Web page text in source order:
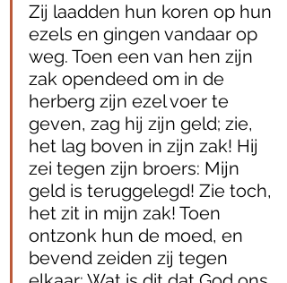
Zij laadden hun koren op hun
ezels en gingen vandaar op
weg. Toen een van hen zijn
zak opendeed om in de
herberg zijn ezel voer te
geven, zag hij zijn geld; zie,
het lag boven in zijn zak! Hij
zei tegen zijn broers: Mijn
geld is teruggelegd! Zie toch,
het zit in mijn zak! Toen
ontzonk hun de moed, en
bevend zeiden zij tegen